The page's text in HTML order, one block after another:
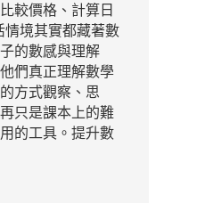
較價格、計算日
境其實都藏著數
的數感與理解
們真正理解數學
方式觀察、思
只是課本上的難
的工具。提升數